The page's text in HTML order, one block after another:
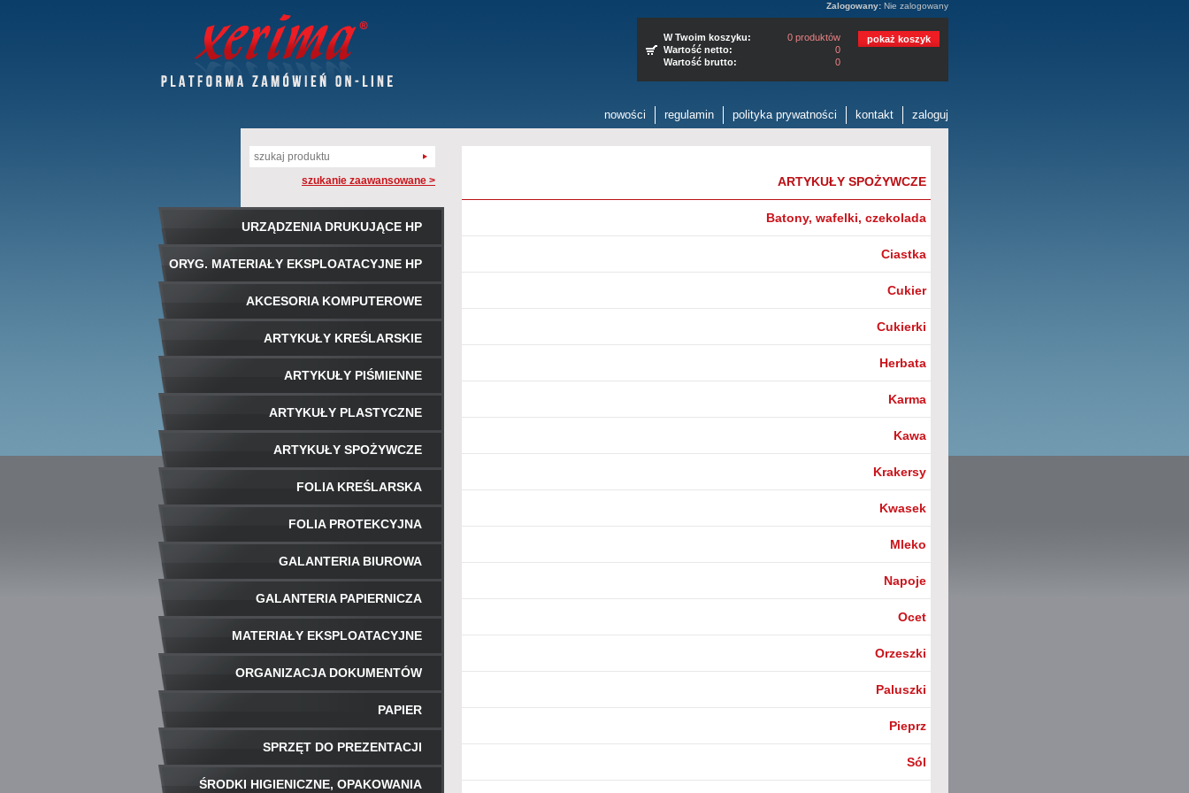
Zalogowany: Nie zalogowany
W Twoim koszyku:
0 produktów
Wartość netto:
0
Wartość brutto:
0
pokaż koszyk
nowości regulamin polityka prywatności kontakt zaloguj
szukanie zaawansowane >
URZĄDZENIA DRUKUJĄCE HP
ORYG. MATERIAŁY EKSPLOATACYJNE HP
AKCESORIA KOMPUTEROWE
ARTYKUŁY KREŚLARSKIE
ARTYKUŁY PIŚMIENNE
ARTYKUŁY PLASTYCZNE
ARTYKUŁY SPOŻYWCZE
FOLIA KREŚLARSKA
FOLIA PROTEKCYJNA
GALANTERIA BIUROWA
GALANTERIA PAPIERNICZA
MATERIAŁY EKSPLOATACYJNE
ORGANIZACJA DOKUMENTÓW
PAPIER
SPRZĘT DO PREZENTACJI
ŚRODKI HIGIENICZNE, OPAKOWANIA
ARTYKUŁY SPOŻYWCZE
Batony, wafelki, czekolada
Ciastka
Cukier
Cukierki
Herbata
Karma
Kawa
Krakersy
Kwasek
Mleko
Napoje
Ocet
Orzeszki
Paluszki
Pieprz
Sól